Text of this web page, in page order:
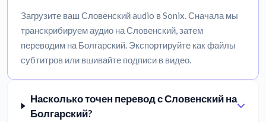
Загрузите ваш Словенский audio в Sonix. Сначала мы
транскрибируем аудио на Словенский, затем
переводим на Болгарский. Экспортируйте как файлы
субтитров или вшивайте подписи в видео.
Насколько точен перевод с Словенский на
Болгарский?